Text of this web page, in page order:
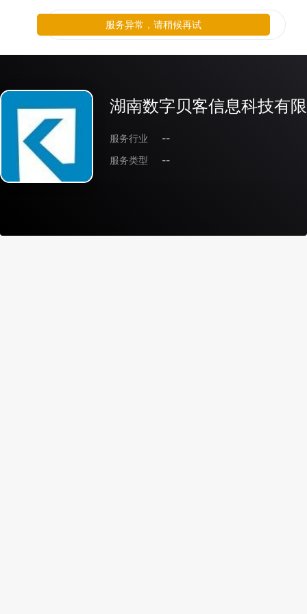
湖南数字贝客信息科技有
服务行业
--
服务类型
--
服务异常，请稍候再试